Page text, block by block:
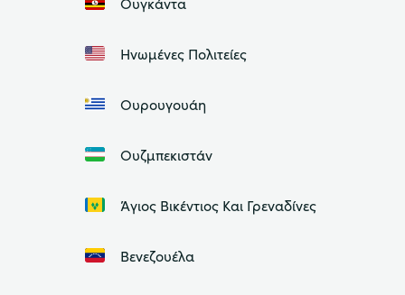
Ηνωμένες Πολιτείες
Ουρουγουάη
Ουζμπεκιστάν
Άγιος Βικέντιος Και Γρεναδίνες
Βενεζουέλα